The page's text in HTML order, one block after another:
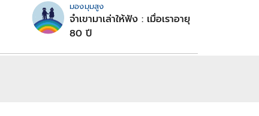
มองมุมสูง
จำเขามาเล่าให้ฟัง : เมื่อเราอายุ
80 ปี